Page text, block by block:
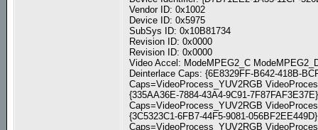
Vendor ID: 0x1002
Device ID: 0x5975
SubSys ID: 0x10B81734
Revision ID: 0x0000
Revision ID: 0x0000
Video Accel: ModeMPEG2_C
Deinterlace Caps: {6E8329FF-B642-418B-
Caps=VideoProcess_YUV2RGB
{335AA36E-7884-43A4-9C91-
Caps=VideoProcess_YUV2RGB
{3C5323C1-6FB7-44F5-9081-
Caps=VideoProcess_YUV2RGB